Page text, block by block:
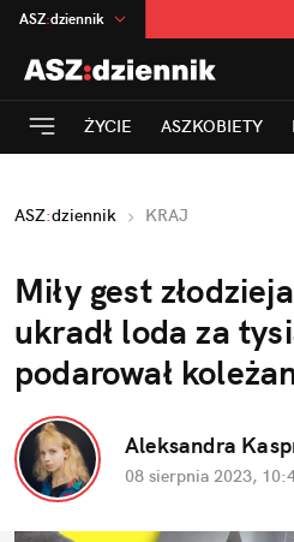
ASZ:dziennik
na:Temat
INN:Poland
mama
Rozrywka
ŻYCIE ASZKOBIETY
ASZ:dziennik KRAJ
Miły gest
ukradł loda za
podarował
Aleksandra
08 sierpnia 2023,